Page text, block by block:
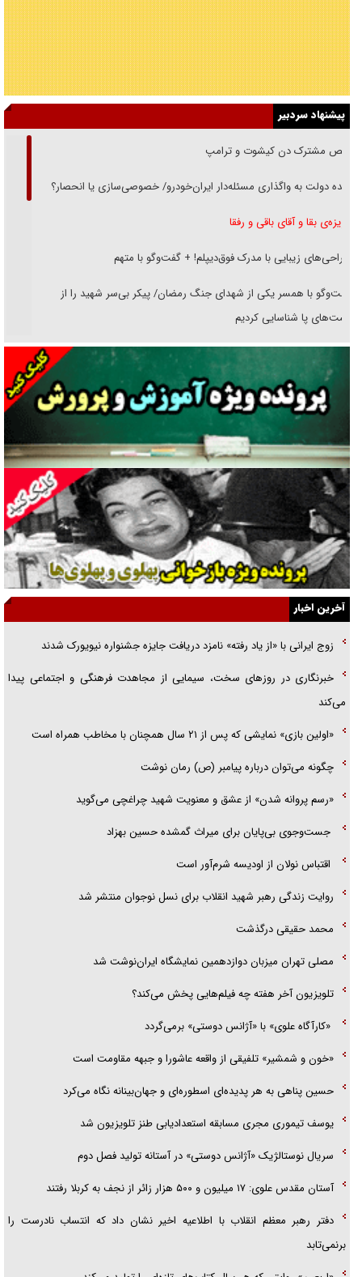
پیشنهاد سردبیر
رقص مشترک دن کیشوت و ترامپ
دنده دولت به واگذاری مسئله‌دار ایران‌خودرو/ خصوصی‌سازی یا انحصار؟
غریزه‌ی بقا و آقای باقی و رفقا
جراحی‌های زیبایی با مدرک فوق‌دیپلم! + گفت‌وگو با متهم
گفت‌وگو با همسر یکی از شهدای جنگ رمضان/ پیکر بی‌سر شهید را از
انگشت‌های پا شناسایی کردیم
نسلی که آنلاین الگو می‌گیرد
گفت‌وگو با آیت‌الله جاودان/ جفای مخالفان مکانت معنوی رهبر شهید را
ارتقا می‌داد
راننده مست به قانون می‌خندد
همه آقای دوربینی شده‌ایم!
قصه ناتمام سرویس مدارس
آیا مقاومت فلسطین خلع‌سلاح می‌شود؟
الگوی وحدت‌آفرین در ادراک سیاست خارجی
گفتگوی دکتر اخوان مدیرمسئول روزنامه جوان با برنامه تلویزیونی «نبرد
هرمز»
امام حسین (ع) کشته سیرت‌های عصر جاهلی شد
آخرین اخبار
زوج ایرانی با «از یاد رفته» نامزد دریافت جایزه جشنواره نیویورک شدند
خبرنگاری در روزهای سخت، سیمایی از مجاهدت فرهنگی و اجتماعی پیدا
می‌کند
«اولین بازی» نمایشی که پس از ۲۱ سال همچنان با مخاطب همراه است
چگونه می‌توان درباره پیامبر (ص) رمان نوشت
«رسم پروانه شدن» از عشق و معنویت شهید چراغچی می‌گوید
جست‌وجوی بی‌پایان برای میراث گمشده حسین بهزاد
اقتباس نولان از اودیسه شرم‌آور است
روایت زندگی رهبر شهید انقلاب برای نسل نوجوان منتشر شد
محمد حقیقی درگذشت
مصلی تهران میزبان دوازدهمین نمایشگاه ایران‌نوشت شد
تلویزیون آخر هفته چه فیلم‌هایی پخش می‌کند؟
«کارآگاه علوی» با «آژانس دوستی» برمی‌گردد
«خون و شمشیر» تلفیقی از واقعه عاشورا و جبهه مقاومت است
حسین پناهی به هر پدیده‌ای اسطوره‌ای و جهان‌بینانه نگاه می‌کرد
یوسف تیموری مجری مسابقه استعدادیابی طنز تلویزیون شد
سریال نوستالژیک «آژانس دوستی» در آستانه تولید فصل دوم
آستان مقدس علوی: ۱۷ میلیون و ۵۰۰ هزار زائر از نجف به کربلا رفتند
دفتر رهبر معظم انقلاب با اطلاعیه اخیر نشان داد که انتساب نادرست را
برنمی‌تابد